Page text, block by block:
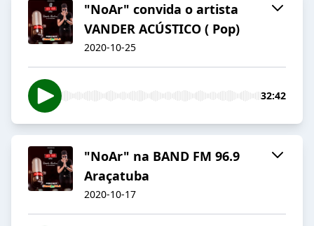
"NoAr" convida o artista
VANDER ACÚSTICO ( Pop)
2020-10-25
32:42
"NoAr" na BAND FM 96.9
Araçatuba
2020-10-17